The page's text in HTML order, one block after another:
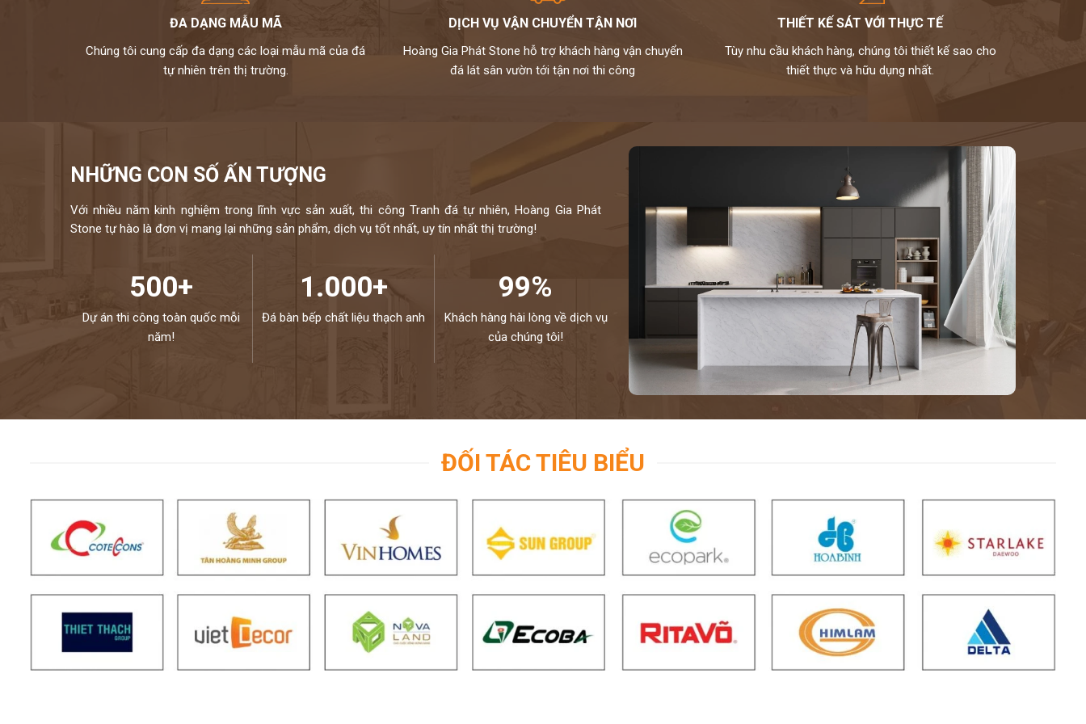
ĐƯỢC PHỤC VỤ QUÝ KHÁCH
ĐA DẠNG MẪU MÃ
Chúng tôi cung cấp đa dạng các loại mẫu mã của đá
tự nhiên trên thị trường.
DỊCH VỤ VẬN CHUYỂN TẬN NƠI
Hoàng Gia Phát Stone hỗ trợ khách hàng vận chuyển
đá lát sân vườn tới tận nơi thi công
THIẾT KẾ SÁT VỚI THỰC TẾ
Tùy nhu cầu khách hàng, chúng tôi thiết kế sao cho
thiết thực và hữu dụng nhất.
NHỮNG CON SỐ ẤN TƯỢNG
Với nhiều năm kinh nghiệm trong lĩnh vực sản xuất, thi công Tranh đá tự nhiên, Hoàng Gia Phát
Stone tự hào là đơn vị mang lại những sản phẩm, dịch vụ tốt nhất, uy tín nhất thị trường!
500+
Dự án thi công toàn quốc mỗi
năm!
1.000+
Đá bàn bếp chất liệu thạch anh
99%
Khách hàng hài lòng về dịch vụ
của chúng tôi!
ĐỐI TÁC TIÊU BIỂU